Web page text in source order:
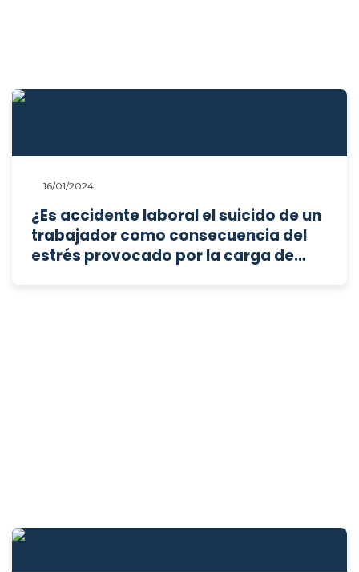
16/01/2024
¿Es accidente laboral el suicido de un
trabajador como consecuencia del
estrés provocado por la carga de